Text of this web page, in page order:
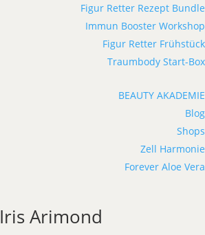
Figur Retter Rezept Bundle
Immun Booster Workshop
Figur Retter Frühstück
Traumbody Start-Box
BEAUTY AKADEMIE
Blog
Shops
Zell Harmonie
Forever Aloe Vera
Iris Arimond